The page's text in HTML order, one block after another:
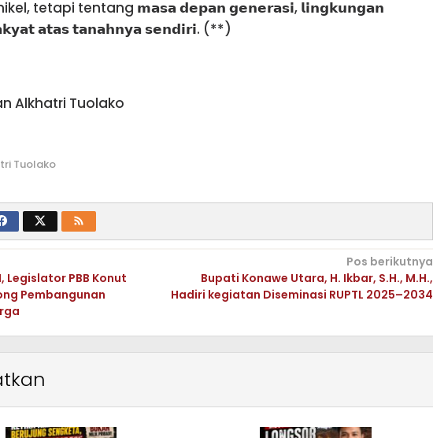
tetapi tentang 𝗺𝗮𝘀𝗮 𝗱𝗲𝗽𝗮𝗻 𝗴𝗲𝗻𝗲𝗿𝗮𝘀𝗶, 𝗹𝗶𝗻𝗴𝗸𝘂𝗻𝗴𝗮𝗻
𝗮𝘁𝗮𝘀 𝘁𝗮𝗻𝗮𝗵𝗻𝘆𝗮 𝘀𝗲𝗻𝗱𝗶𝗿𝗶. (**)
Alkhatri Tuolako
Tuolako
Legislator PBB Konut
Pembangunan
Pos berikutnya
Bupati Konawe Utara, H. Ikbar, S.H., M.H.,
Hadiri kegiatan Diseminasi RUPTL 2025–2034